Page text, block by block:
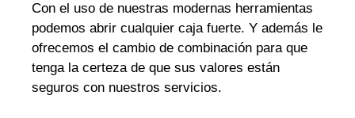
Con el uso de nuestras modernas herramientas
podemos abrir cualquier caja fuerte. Y además le
ofrecemos el cambio de combinación para que
tenga la certeza de que sus valores están
seguros con nuestros servicios.